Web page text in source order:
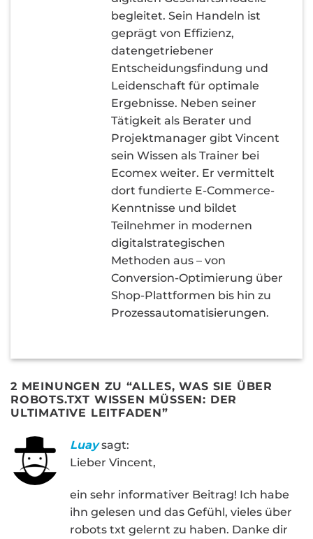
begleitet. Sein Handeln ist
geprägt von Effizienz,
datengetriebener
Entscheidungsfindung und
Leidenschaft für optimale
Ergebnisse. Neben seiner
Tätigkeit als Berater und
Projektmanager gibt Vincent
sein Wissen als Trainer bei
Ecomex weiter. Er vermittelt
dort fundierte E-Commerce-
Kenntnisse und bildet
Teilnehmer in modernen
digitalstrategischen
Methoden aus – von
Conversion-Optimierung über
Shop-Plattformen bis hin zu
Prozessautomatisierungen.
2 MEINUNGEN ZU “ALLES, WAS SIE ÜBER
ROBOTS.TXT WISSEN MÜSSEN: DER
ULTIMATIVE LEITFADEN”
Luay sagt:
Lieber Vincent,
ein sehr informativer Beitrag! Ich habe
ihn gelesen und das Gefühl, vieles über
robots txt gelernt zu haben. Danke dir